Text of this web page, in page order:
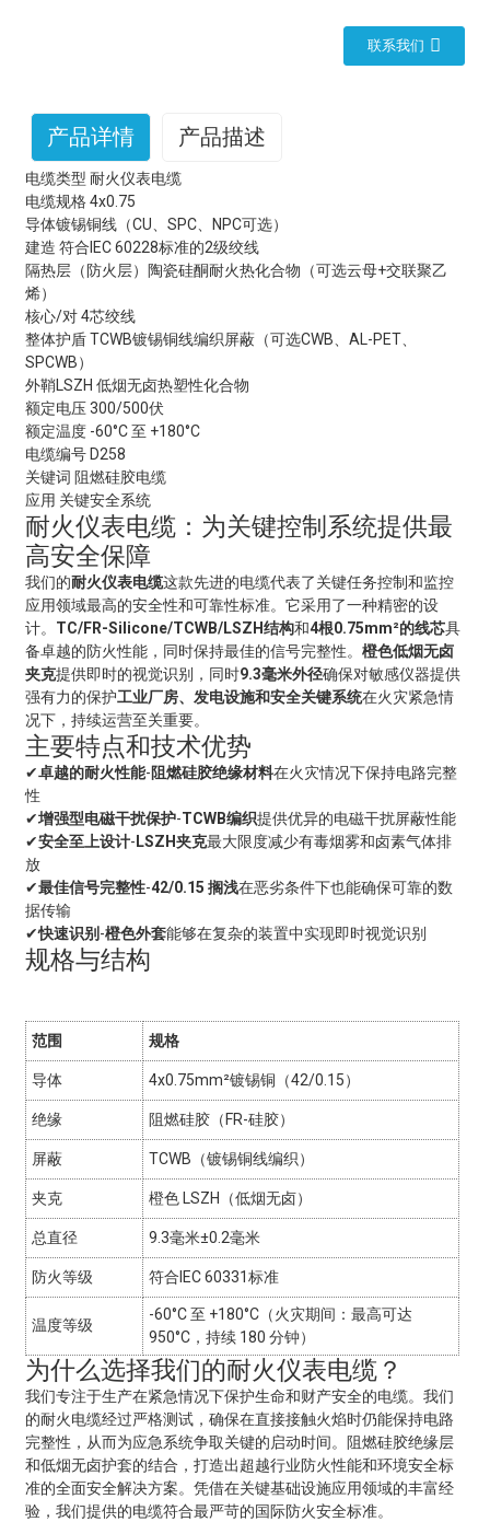
联系我们
产品详情 产品描述
电缆类型 耐火仪表电缆
电缆规格4x0.75
导体镀锡铜线（CU、SPC、NPC可选）
建造 符合IEC 60228标准的2级绞线
隔热层（防火层）
陶瓷硅酮耐火热化合物（可选云母+交联聚乙
烯）
核心/对4芯绞线
整体护盾TCWB镀锡铜线编织屏蔽（可选CWB、AL-PET、
SPCWB）
外鞘LSZH 低烟无卤热塑性化合物
额定电压300/500伏
额定温度 -60°C 至 +180°C
电缆编号 D258
关键词 阻燃硅胶电缆
应用 关键安全系统
耐火仪表电缆：为关键控制系统提供最
高安全保障
我们的耐火仪表电缆这款先进的电缆代表了关键任务控制和监控
应用领域最高的安全性和可靠性标准。它采用了一种精密的设
计。 TC/FR-Silicone/TCWB/LSZH结构和4根0.75mm²的线芯具
备卓越的防火性能，同时保持最佳的信号完整性。 橙色低烟无卤
夹克提供即时的视觉识别，同时9.3毫米外径确保对敏感仪器提供
强有力的保护工业厂房、发电设施和安全关键系统在火灾紧急情
况下，持续运营至关重要。
主要特点和技术优势
✔卓越的耐火性能-阻燃硅胶绝缘材料在火灾情况下保持电路完整
性
✔增强型电磁干扰保护-TCWB编织提供优异的电磁干扰屏蔽性能
✔安全至上设计- LSZH夹克最大限度减少有毒烟雾和卤素气体排
放
✔最佳信号完整性-42/0.15 搁浅在恶劣条件下也能确保可靠的数
据传输
✔快速识别 -橙色外套能够在复杂的装置中实现即时视觉识别
规格与结构
范围 规格
导体 4x0.75mm²镀锡铜（42/0.15）
绝缘 阻燃硅胶（FR-硅胶）
屏蔽 TCWB（镀锡铜线编织）
夹克 橙色 LSZH（低烟无卤）
总直径 9.3毫米±0.2毫米
防火等级 符合IEC 60331标准
温度等级
-60°C 至 +180°C（火灾期间：最高可达
950°C，持续 180 分钟）
为什么选择我们的耐火仪表电缆？
我们专注于生产在紧急情况下保护生命和财产安全的电缆。我们
的耐火电缆经过严格测试，确保在直接接触火焰时仍能保持电路
完整性，从而为应急系统争取关键的启动时间。阻燃硅胶绝缘层
和低烟无卤护套的结合，打造出超越行业防火性能和环境安全标
准的全面安全解决方案。凭借在关键基础设施应用领域的丰富经
验，我们提供的电缆符合最严苛的国际防火安全标准。